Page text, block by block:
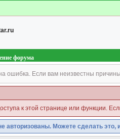
форума
ошибка. Если вам неизвестны
к этой странице или функции.
авторизованы. Можете сделать это,